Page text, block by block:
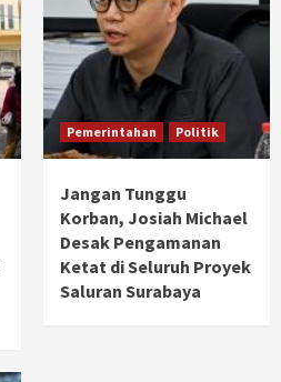
Pemerintahan Politik
Jangan Tunggu
Korban, Josiah Michael
Desak Pengamanan
Ketat di Seluruh Proyek
Saluran Surabaya